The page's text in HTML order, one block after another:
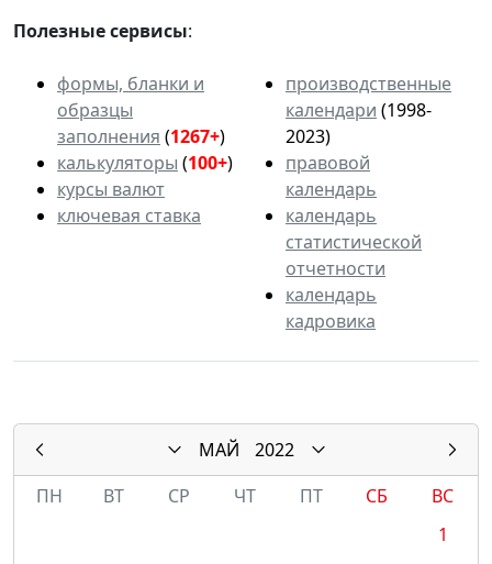
Полезные сервисы:
формы, бланки и
образцы
заполнения (1267+)
калькуляторы (100+)
курсы валют
ключевая ставка
производственные
календари (1998-
2023)
правовой
календарь
календарь
статистической
отчетности
календарь
кадровика
МАЙ
2022
ПН
ВТ СР ЧТ ПТ СБ
ВС
1